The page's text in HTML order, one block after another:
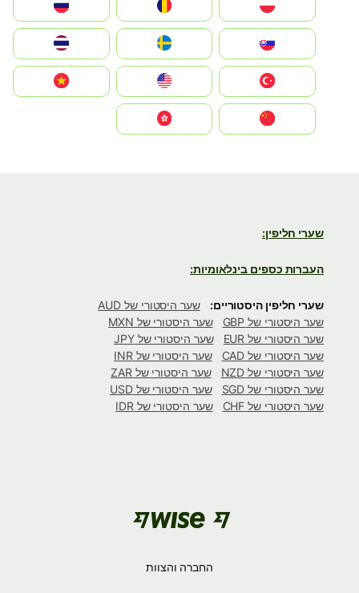
România
Slovensko
United States
Vietnam
שערי חליפין:
העברות כספים בינלאומיות:
שערי חליפין היסטוריים:
שער היסטורי של AUD
שער היסטורי של GBP
שער היסטורי של MXN
שער היסטורי של EUR
שער היסטורי של JPY
שער היסטורי של CAD
שער היסטורי של INR
שער היסטורי של NZD
שער היסטורי של ZAR
שער היסטורי של SGD
שער היסטורי של USD
שער היסטורי של CHF
שער היסטורי של IDR
החברה והצוות